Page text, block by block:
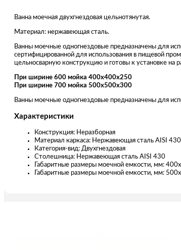
Ванна моечная двухгнездовая цельнотянутая.
Материал: нержавеющая сталь.
Ванны моечные одногнездовые предназначены для
сертифицированной для использования в пищевой
цельносварную конструкцию и готовы к установке на
При ширине 600 мойка 400х400х250
При ширине 700 мойка 500х500х300
Ванны моечные одногнездовые предназначены для
Характеристики
Конструкция: Неразборная
Материал каркаса: Нержавеющая сталь AISI 430
Категория-вид: Двухгнездовая
Столешница: Нержавеющая сталь AISI 430
Габаритные размеры моечной емкости, мм:
Габаритные размеры моечной емкости, мм: